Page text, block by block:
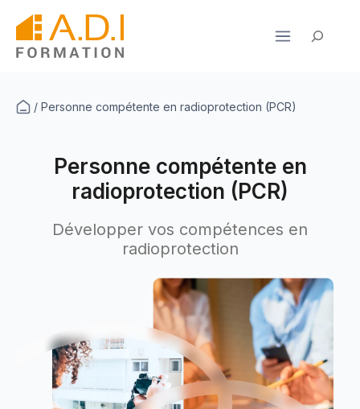
contenu
/ Personne compétente en radioprotection (PCR)
Personne compétente en
radioprotection (PCR)
Développer vos compétences en
radioprotection